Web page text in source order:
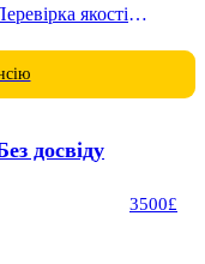
досвіду
3500£